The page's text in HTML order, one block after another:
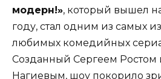
модерн!», который вышел
году, стал одним из самых
любимых комедийных
Созданный Сергеем
Нагиевым, шоу покорило